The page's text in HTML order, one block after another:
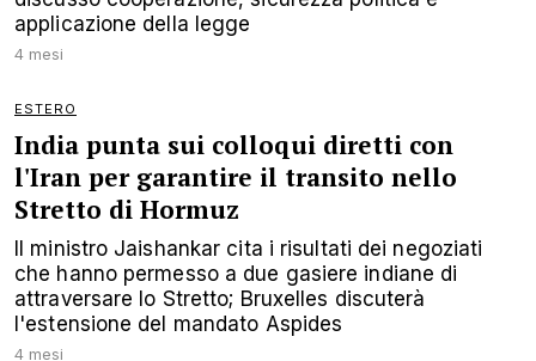
applicazione della legge
4 mesi
ESTERO
India punta sui colloqui diretti con
l'Iran per garantire il transito nello
Stretto di Hormuz
Il ministro Jaishankar cita i risultati dei negoziati
che hanno permesso a due gasiere indiane di
attraversare lo Stretto; Bruxelles discuterà
l'estensione del mandato Aspides
4 mesi